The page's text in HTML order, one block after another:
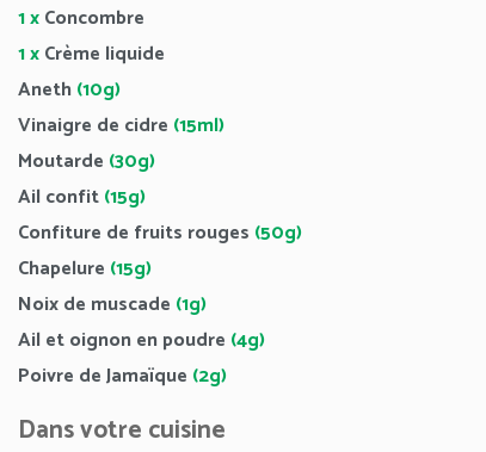
1 xConcombre
1 xCrème liquide
Aneth(10g)
Vinaigre de cidre (15ml)
Moutarde (30g)
Ail confit(15g)
Confiture de fruits rouges (50g)
Chapelure (15g)
Noix de muscade (1g)
Ail et oignon en poudre (4g)
Poivre de Jamaïque (2g)
Dans votre cuisine